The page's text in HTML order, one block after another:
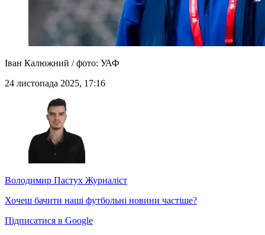
Іван Калюжний / фото: УАФ
24 листопада 2025, 17:16
Володимир Пастух Журналіст
Хочеш бачити наші футбольні новини частіше?
Підписатися в Google